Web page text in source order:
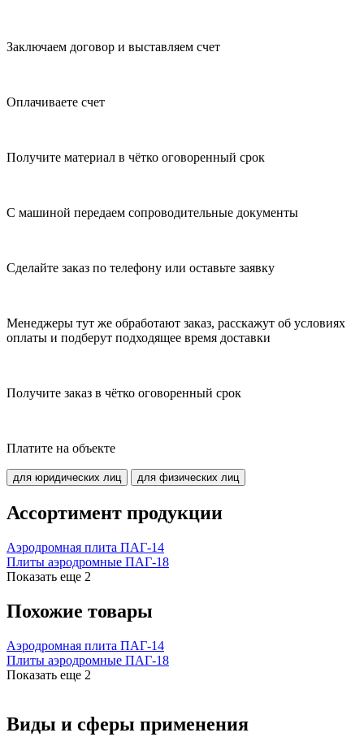
Заключаем договор и выставляем счет
Оплачиваете счет
Получите материал в чётко оговоренный срок
С машиной передаем сопроводительные документы
Сделайте заказ по телефону или оставьте заявку
Менеджеры тут же обработают заказ, расскажут об условиях
оплаты и подберут подходящее время доставки
Получите заказ в чётко оговоренный срок
Платите на объекте
для юридических лиц для физических лиц
Ассортимент продукции
Аэродромная плита ПАГ-14
Плиты аэродромные ПАГ-18
Показать еще 2
Похожие товары
Аэродромная плита ПАГ-14
Плиты аэродромные ПАГ-18
Показать еще 2
Виды и сферы применения